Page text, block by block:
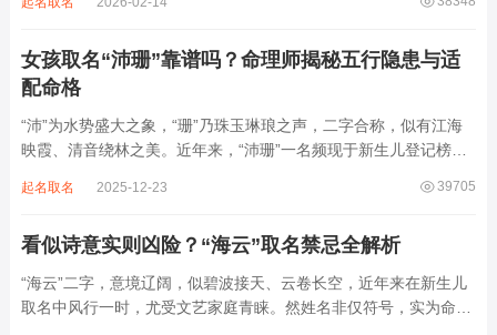
某支系的续修字辈，在安岳、岳池一带的黄氏族谱里能明确查到，
女孩取名“沛珊”靠谱吗？命理师揭秘五行隐患与适
配命格
“沛”为水势盛大之象，“珊”乃珠玉琳琅之声，二字合称，似有江海
映霞、清音绕林之美。近年来，“沛珊”一名频现于新生儿登记榜
雅符号，实为命理五行流转之枢纽。一字之选，关乎气场平衡。沛
39705
起名取名 2025-12-23
看似诗意实则凶险？“海云”取名禁忌全解析
“海云”二字，意境辽阔，似碧波接天、云卷长空，近年来在新生儿
取名中风行一时，尤受文艺家庭青睐。然姓名非仅符号，实为命局